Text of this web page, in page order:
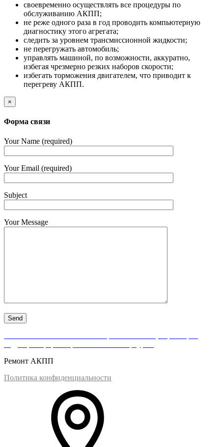
своевременно осуществлять все процедуры по
обслуживанию АКПП;
не реже одного раза в год проводить компьютерную
диагностику этого агрегата;
следить за уровнем трансмиссионной жидкости;
не перегружать автомобиль;
управлять машиной, по возможности, аккуратно,
избегая чрезмерно резких наборов скорости;
избегать торможения двигателем, что приводит к
перегреву АКПП.
×
Форма связи
Your Name (required)
Your Email (required)
Subject
Your Message
Ремонт АКПП
Политика конфиденциальности